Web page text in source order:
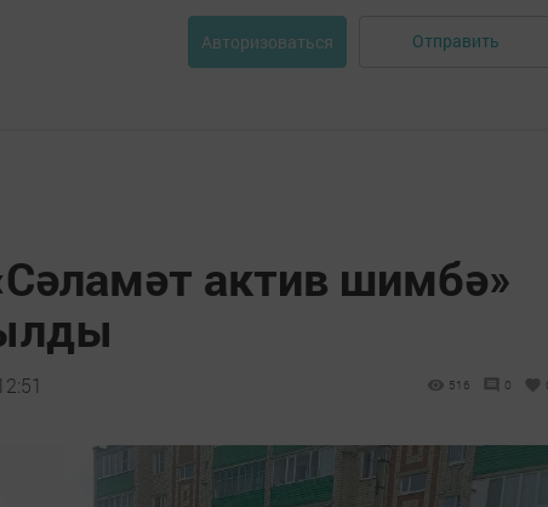
Авторизоваться Отправить
актив шимбә»
516 0